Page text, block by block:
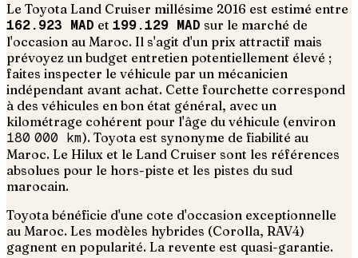
Le Toyota Land Cruiser millésime 2016 est estimé entre
162.923 MAD et 199.129 MAD sur le marché de
l'occasion au Maroc. Il s'agit d'un prix attractif mais
prévoyez un budget entretien potentiellement élevé ;
faites inspecter le véhicule par un mécanicien
indépendant avant achat. Cette fourchette correspond
à des véhicules en bon état général, avec un
kilométrage cohérent pour l'âge du véhicule (environ
180 000 km). Toyota est synonyme de fiabilité au
Maroc. Le Hilux et le Land Cruiser sont les références
absolues pour le hors-piste et les pistes du sud
marocain.
Toyota bénéficie d'une cote d'occasion exceptionnelle
au Maroc. Les modèles hybrides (Corolla, RAV4)
gagnent en popularité. La revente est quasi-garantie.